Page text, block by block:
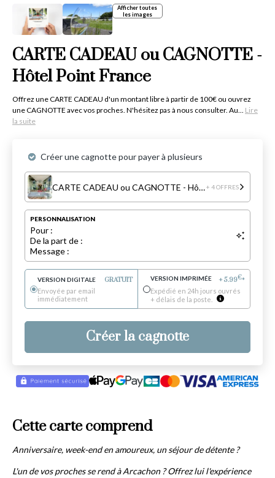
Afficher toutes
les images
CARTE CADEAU ou CAGNOTTE -
Hôtel Point France
Offrez une CARTE CADEAU d'un montant libre à partir de 100€ ou ouvrez
une CAGNOTTE avec vos proches. N'hésitez pas à nous consulter. Au... Lire
la suite
Créer une cagnotte pour payer à plusieurs
CARTE CADEAU ou CAGNOTTE - Hôtel Point France+ 4 OFFRES
PERSONNALISATION
Pour :
De la part de :
Message :
VERSION DIGITALE GRATUIT
Envoyée par email
immédiatement
VERSION IMPRIMÉE +5.99€*
Expédié en 24h jours ouvrés
+ délais de la poste.
Créer la cagnotte
Cette carte comprend
Anniversaire, week-end en amoureux, un séjour de détente ?
L'un de vos proches se rend à Arcachon ? Offrez lui l'expérience